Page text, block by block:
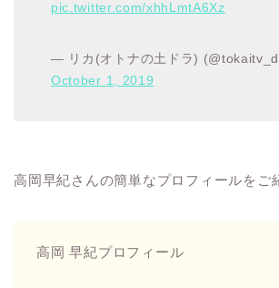
pic.twitter.com/xhhLmtA6Xz
— リカ(オトナの土ドラ)
October 1, 2019
高岡早紀さんの簡単なプロフィールをご
高岡 早紀プロフィール